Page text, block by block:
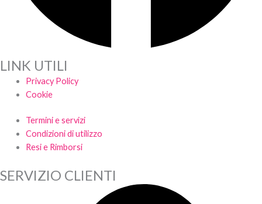
LINK UTILI
Privacy Policy
Cookie
Termini e servizi
Condizioni di utilizzo
Resi e Rimborsi
SERVIZIO CLIENTI